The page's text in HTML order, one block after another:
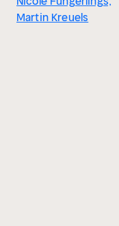
Martin Kreuels